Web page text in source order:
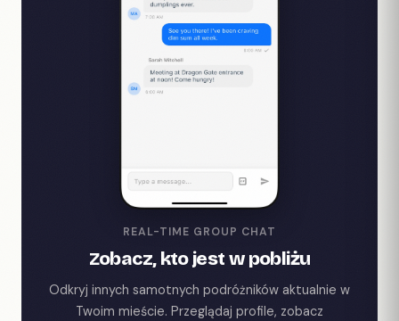
REAL-TIME GROUP CHAT
Zobacz, kto jest w pobliżu
Odkryj innych samotnych podróżników aktualnie w
Twoim mieście. Przeglądaj profile, zobacz